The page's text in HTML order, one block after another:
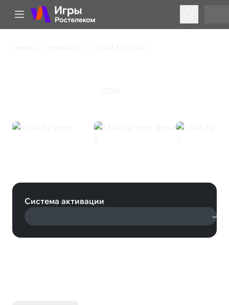
Система активации